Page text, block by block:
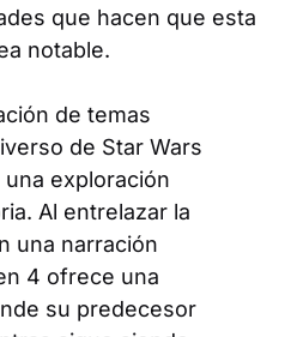
que hacen que esta
notable.
de temas
de Star Wars
exploración
Al entrelazar la
una narración
4 ofrece una
su predecesor